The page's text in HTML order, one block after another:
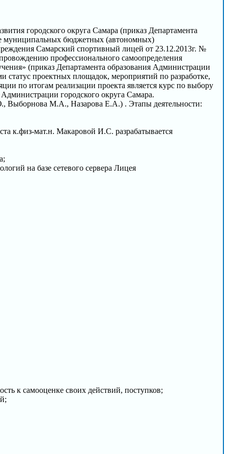
городского округа Самара (приказ Департамента
муниципальных бюджетных (автономных)
Самарский спортивный лицей от 23.12.2013г. №
профессионального самоопределения
(приказ Департамента образования Администрации
проектных площадок, мероприятий по разработке,
по итогам реализации проекта является курс по выбору
городского округа Самара.
Выборнова М.А., Назарова Е.А.) . Этапы деятельности:
к.физ-мат.н. Макаровой И.С. разрабатывается
на базе сетевого сервера Лицея
к самооценке своих действий, поступков;